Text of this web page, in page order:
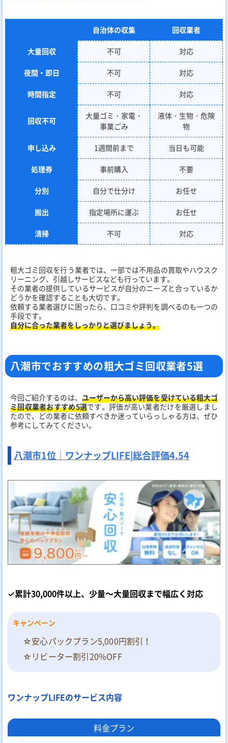
自治体の収集 回収業者
大量回収 不可 対応
夜間・即日 不可 対応
時間指定 不可 対応
回収不可
大量ゴミ・家電・
事業ごみ
液体・生物・危険
物
申し込み 1週間前まで 当日も可能
処理券 事前購入 不要
分別 自分で仕分け お任せ
搬出 指定場所に運ぶ お任せ
清掃 不可 対応
粗大ゴミ回収を行う業者では、一部では不用品の買取やハウスク
リーニング、引越しサービスなども行っています。
その業者の提供しているサービスが自分のニーズと合っているか
どうかを確認することも大切です。
依頼する業者選びに困ったら、口コミや評判を調べるのも一つの
手段です。
自分に合った業者をしっかりと選びましょう。
八潮市でおすすめの粗大ゴミ回収業者5選
今回ご紹介するのは、 ユーザーから高い評価を受けている粗大ゴ
ミ回収業者おすすめ5選です。評価が高い業者だけを厳選しまし
たので、どの業者に依頼すべきか迷っていらっしゃる方は、ぜひ
参考にしてみてください。
八潮市1位｜ワンナップLIFE|総合評価4.54
✓累計30,000件以上、少量～大量回収まで幅広く対応
キャンペーン
☆安心パックプラン5,000円割引！
☆リビーター割引20%OFF
ワンナップLIFEのサービス内容
料金プラン